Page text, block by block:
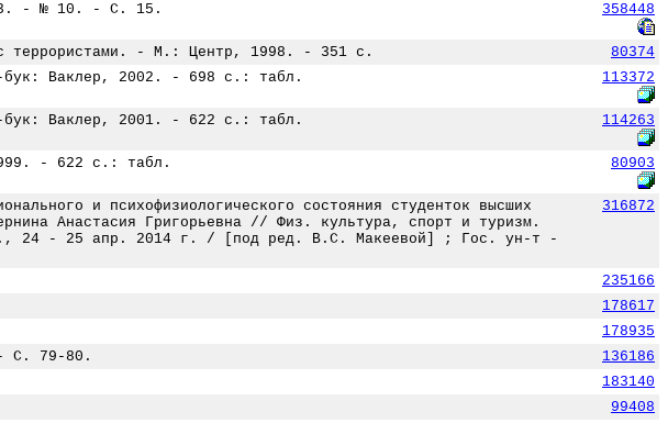
- № 10. - С. 15.
358448
с террористами. - М.: Центр, 1998. - 351 с.
80374
Ваклер, 2002. - 698 с.: табл. 113372
бук: Ваклер, 2001. - 622 с.: табл. 114263
- 622 с.: табл. 80903
и психофизиологического состояния студенток высших
Анастасия Григорьевна // Физ. культура, спорт и туризм.
24 - 25 апр. 2014 г. / [под ред. В.С. Макеевой] ; Гос. ун-т -
316872
235166
178617
178935
- С. 79-80.
136186
183140
99408